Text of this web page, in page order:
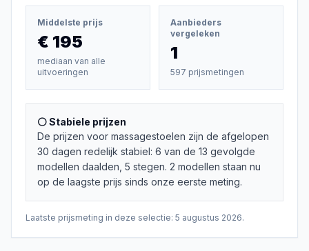
Middelste prijs
€ 195
mediaan van alle
uitvoeringen
Aanbieders
vergeleken
1
597 prijsmetingen
⚪ Stabiele prijzen
De prijzen voor massagestoelen zijn de afgelopen
30 dagen redelijk stabiel: 6 van de 13 gevolgde
modellen daalden, 5 stegen. 2 modellen staan nu
op de laagste prijs sinds onze eerste meting.
Laatste prijsmeting in deze selectie: 5 augustus 2026.